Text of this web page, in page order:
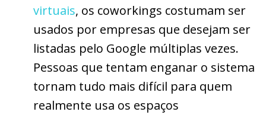
virtuais, os coworkings costumam ser
usados por empresas que desejam ser
listadas pelo Google múltiplas vezes.
Pessoas que tentam enganar o sistema
tornam tudo mais difícil para quem
realmente usa os espaços